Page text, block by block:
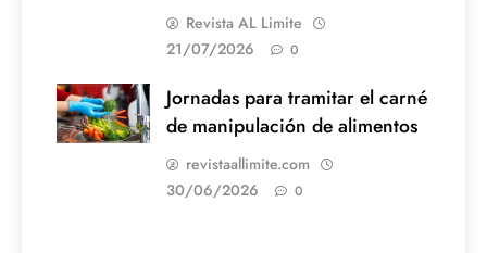
Revista AL Limite
21/07/2026
0
Jornadas para tramitar el carné
de manipulación de alimentos
revistaallimite.com
30/06/2026
0